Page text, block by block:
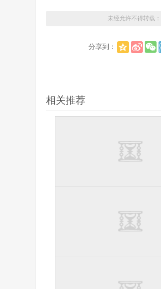
未经允许不得转载：
分享到：
相关推荐